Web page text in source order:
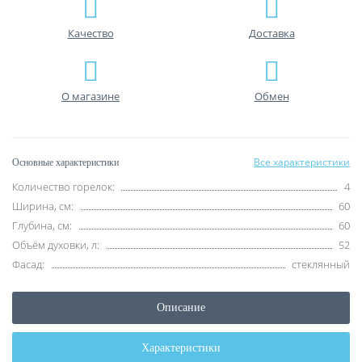
Качество Доставка
О магазине Обмен
Основные характеристики Все характеристики
Количество горелок:
4
Ширина, см:
60
Глубина, см:
60
Объём духовки, л:
52
Фасад:
стеклянный
Описание
Характеристики